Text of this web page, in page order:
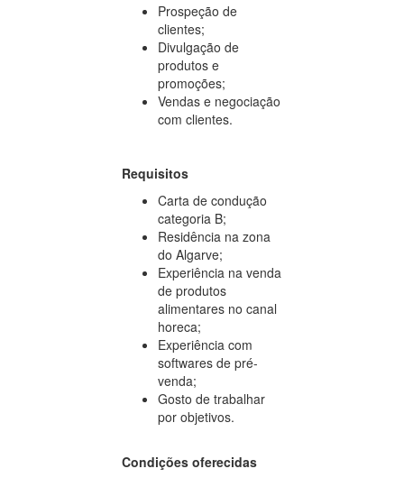
Prospeção de
clientes;
Divulgação de
produtos e
promoções;
Vendas e negociação
com clientes.
Requisitos
Carta de condução
categoria B;
Residência na zona
do Algarve;
Experiência na venda
de produtos
alimentares no canal
horeca;
Experiência com
softwares de pré-
venda;
Gosto de trabalhar
por objetivos.
Condições oferecidas